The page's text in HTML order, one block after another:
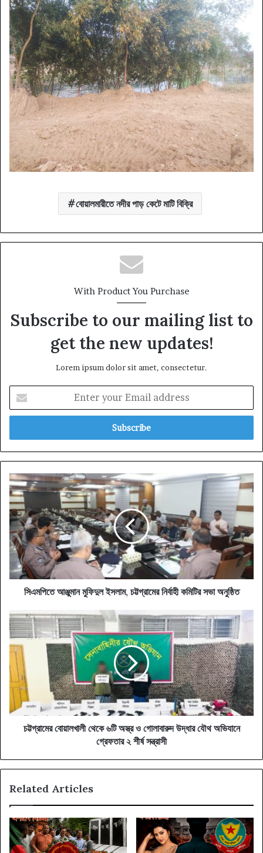
বোয়ালমারীতে নদীর পাড় কেটে মাটি বিক্রি
With Product You Purchase
Subscribe to our mailing list to
get the new updates!
Lorem ipsum dolor sit amet, consectetur.
your
Email
সিএমপিতে
আঞ্জুমান
মুফিদুল
ইসলাম,
চট্টগ্রামের
নির্বাহী
কমিটির
সভা
অনুষ্ঠিত
সিএমপিতে আঞ্জুমান মুফিদুল ইসলাম, চট্টগ্রামের নির্বাহী কমিটির সভা অনুষ্ঠিত
চট্টগ্রামের
বোয়ালখালী
থেকে
৬টি
অস্ত্র
ও
গোলাবারুদ
উদ্ধার
যৌথ
অভিযানেচট্টগ্রামের বোয়ালখালী থেকে ৬টি অস্ত্র ও গোলাবারুদ উদ্ধার যৌথ অভিযানে
গ্রেফতার ২ শীর্ষ সন্ত্রাসী
Related Articles